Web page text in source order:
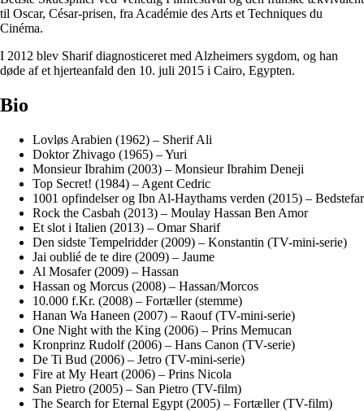
til Oscar, César-prisen, fra Académie des Arts et Techniques du
Cinéma.
I 2012 blev Sharif diagnosticeret med Alzheimers sygdom, og han
døde af et hjerteanfald den 10. juli 2015 i Cairo, Egypten.
Bio
Lovløs Arabien (1962) – Sherif Ali
Doktor Zhivago (1965) – Yuri
Monsieur Ibrahim (2003) – Monsieur Ibrahim Deneji
Top Secret! (1984) – Agent Cedric
1001 opfindelser og Ibn Al-Haythams verden (2015) – Bedstefar
Rock the Casbah (2013) – Moulay Hassan Ben Amor
Et slot i Italien (2013) – Omar Sharif
Den sidste Tempelridder (2009) – Konstantin (TV-mini-serie)
Jai oublié de te dire (2009) – Jaume
Al Mosafer (2009) – Hassan
Hassan og Morcus (2008) – Hassan/Morcos
10.000 f.Kr. (2008) – Fortæller (stemme)
Hanan Wa Haneen (2007) – Raouf (TV-mini-serie)
One Night with the King (2006) – Prins Memucan
Kronprinz Rudolf (2006) – Hans Canon (TV-serie)
De Ti Bud (2006) – Jetro (TV-mini-serie)
Fire at My Heart (2006) – Prins Nicola
San Pietro (2005) – San Pietro (TV-film)
The Search for Eternal Egypt (2005) – Fortæller (TV-film)